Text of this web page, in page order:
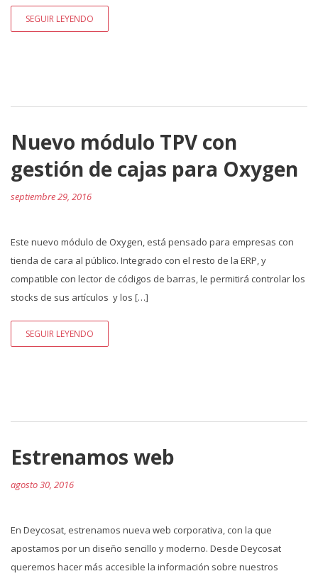
SEGUIR LEYENDO
Nuevo módulo TPV con
gestión de cajas para Oxygen
septiembre 29, 2016
Este nuevo módulo de Oxygen, está pensado para empresas con
tienda de cara al público. Integrado con el resto de la ERP, y
compatible con lector de códigos de barras, le permitirá controlar los
stocks de sus artículos y los […]
SEGUIR LEYENDO
Estrenamos web
agosto 30, 2016
En Deycosat, estrenamos nueva web corporativa, con la que
apostamos por un diseño sencillo y moderno. Desde Deycosat
queremos hacer más accesible la información sobre nuestros